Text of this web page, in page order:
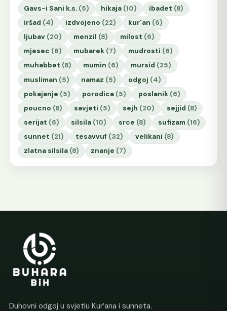
Gavs-i Sani k.s. (5) hikaja (10) ibadet (8)
iršad (4) izdvojeno (22) kur'an (6)
ljubav (20) menzil (8) milost (6)
mjesec (6) mubarek (7) mudrosti (6)
muhabbet (8) mumin (6) mursid (25)
musliman (5) namaz (5) odgoj (4)
pokajanje (5) porodica (5) poslanik (6)
poucno (8) savjeti (5) sejh (20) sejjid (8)
serijat (6) silsila (10) srce (8) sufizam (16)
sunnet (21) tesavvuf (32) velikani (8)
zlatna silsila (8) znanje (7)
Duhovni odgoj u svjetlu Kur’ana i sunneta.